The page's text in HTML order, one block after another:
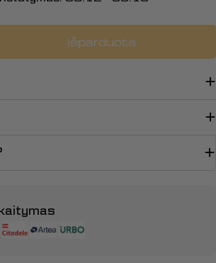
kiekį:
Išparduota